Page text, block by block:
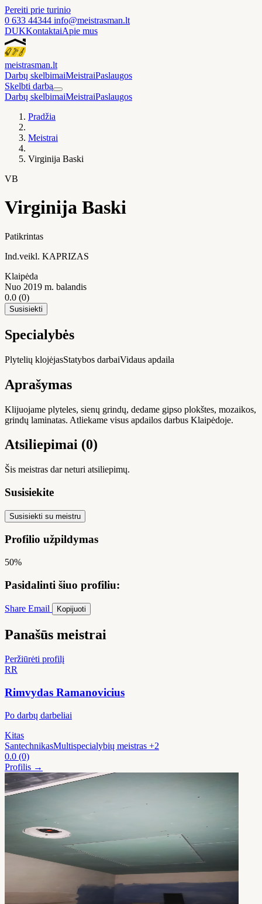
Pereiti prie turinio
0 633 44344 info@meistrasman.lt
DUKKontaktaiApie mus
meistrasman.lt
Darbų skelbimaiMeistraiPaslaugos
Skelbti darbą
Darbų skelbimaiMeistraiPaslaugos
Pradžia
Meistrai
Virginija Baski
VB
Virginija Baski
Patikrintas
Ind.veikl. KAPRIZAS
Klaipėda
Nuo 2019 m. balandis
0.0 (0)
Susisiekti
Specialybės
Plytelių klojėjasStatybos darbaiVidaus apdaila
Aprašymas
Klijuojame plyteles, sienų grindų, dedame gipso plokštes, mozaikos,
grindų laminatas. Atliekame visus apdailos darbus Klaipėdoje.
Atsiliepimai (0)
Šis meistras dar neturi atsiliepimų.
Susisiekite
Susisiekti su meistru
Profilio užpildymas
50%
Pasidalinti šiuo profiliu:
Share Email Kopijuoti
Panašūs meistrai
Peržiūrėti profilį
RR
Rimvydas Ramanovicius
Po darbų darbeliai
Kitas
SantechnikasMultispecialybių meistras +2
0.0 (0)
Profilis →